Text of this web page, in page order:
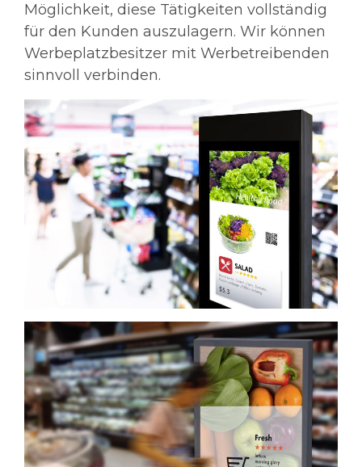
Möglichkeit, diese Tätigkeiten vollständig
für den Kunden auszulagern. Wir können
Werbeplatzbesitzer mit Werbetreibenden
sinnvoll verbinden.